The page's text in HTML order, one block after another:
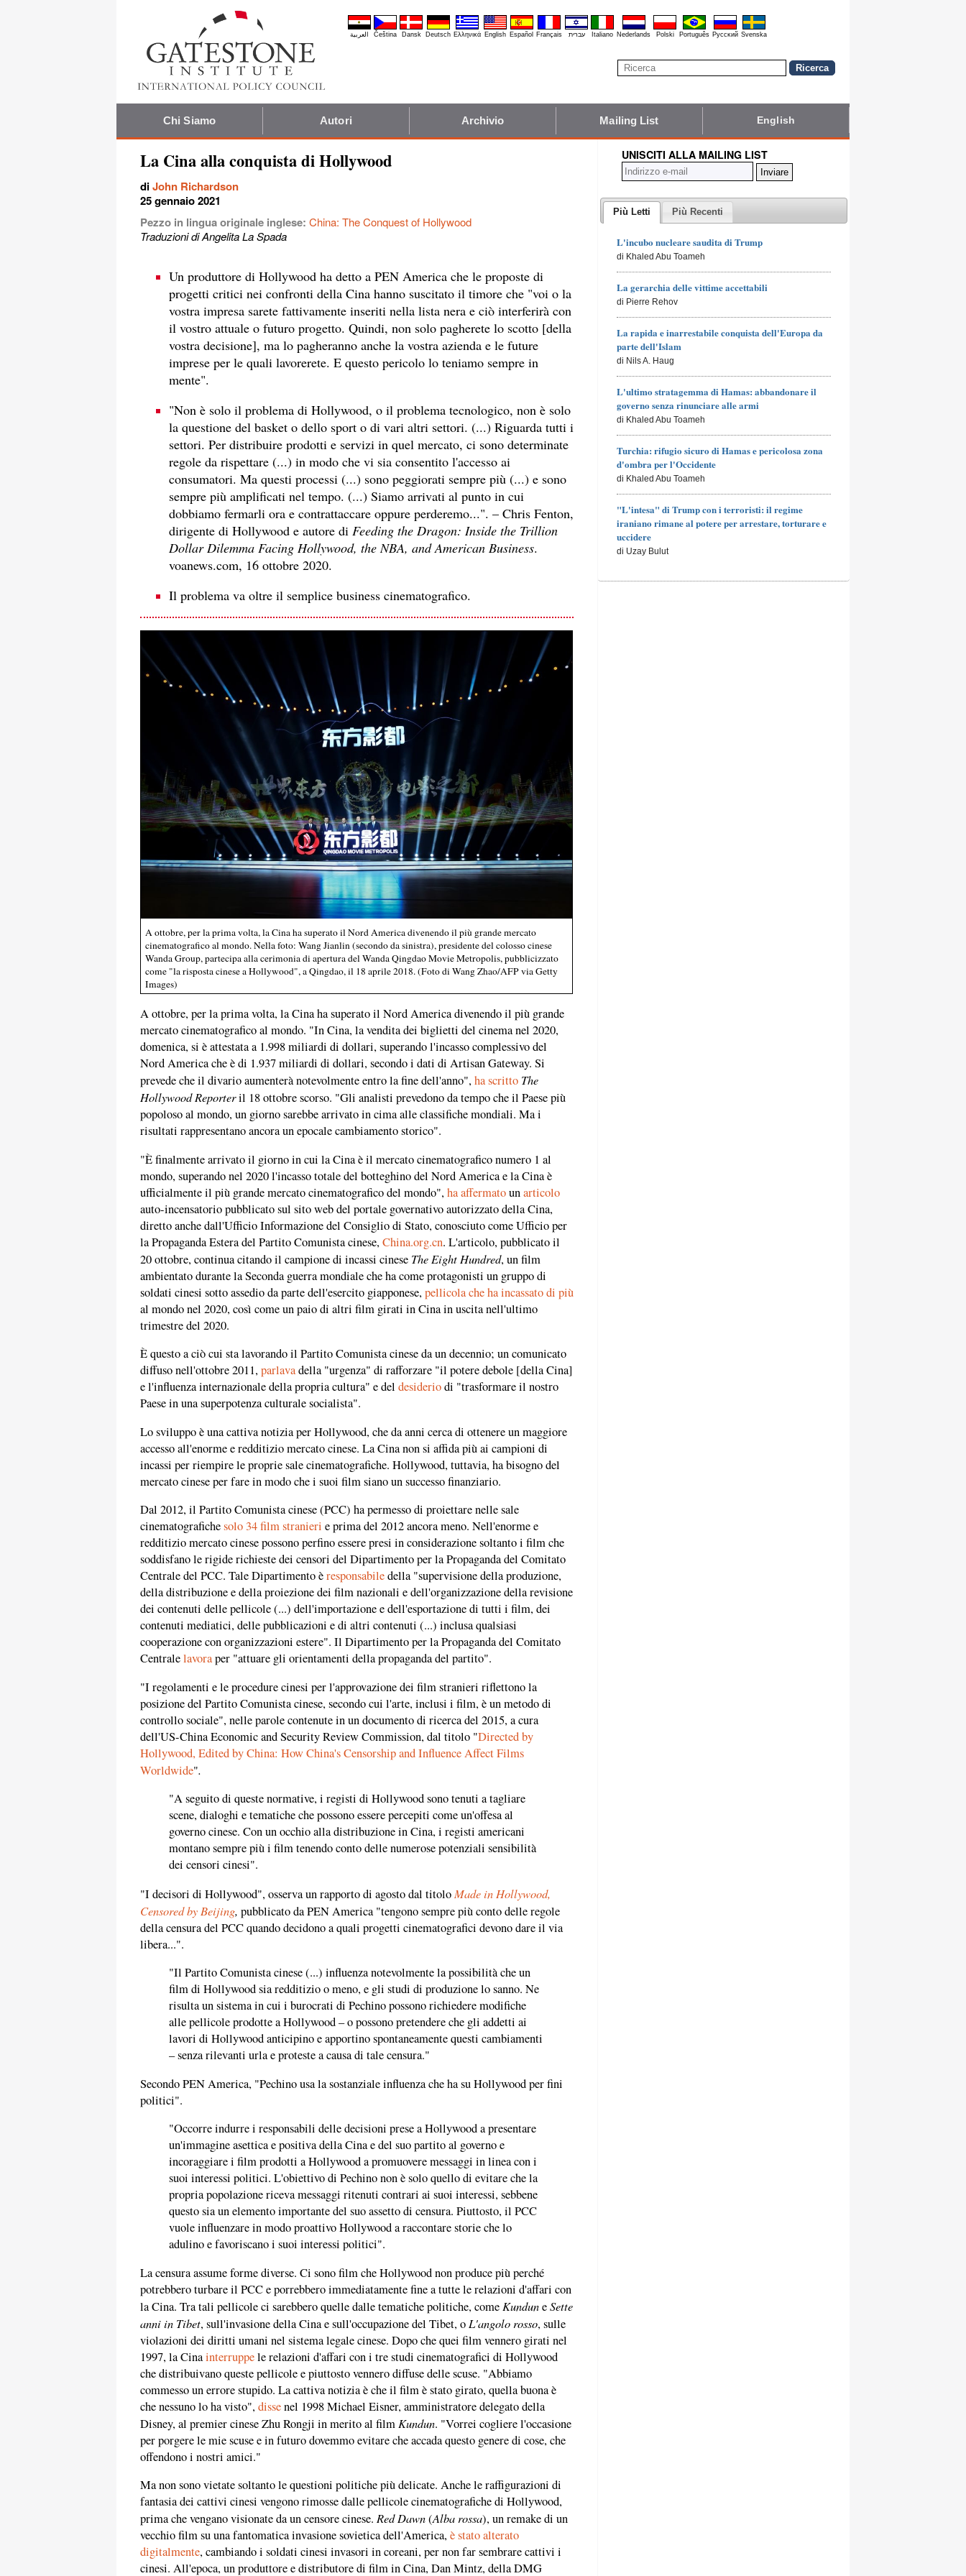
العربية Čeština Dansk Deutsch Ελληνικά English Español Français עברית Italiano Nederlands Polski Português Pyccĸий Svenska
Chi Siamo Autori Archivio Mailing List English
La Cina alla conquista di Hollywood
diJohn Richardson
25 gennaio 2021
Pezzo in lingua originale inglese: China: The Conquest of Hollywood
Traduzioni di Angelita La Spada
Un produttore di Hollywood ha detto a PEN America che le proposte di
progetti critici nei confronti della Cina hanno suscitato il timore che "voi o la
vostra impresa sarete fattivamente inseriti nella lista nera e ciò interferirà con
il vostro attuale o futuro progetto. Quindi, non solo pagherete lo scotto [della
vostra decisione], ma lo pagheranno anche la vostra azienda e le future
imprese per le quali lavorerete. E questo pericolo lo teniamo sempre in
mente".
"Non è solo il problema di Hollywood, o il problema tecnologico, non è solo
la questione del basket o dello sport o di vari altri settori. (...) Riguarda tutti i
settori. Per distribuire prodotti e servizi in quel mercato, ci sono determinate
regole da rispettare (...) in modo che vi sia consentito l'accesso ai
consumatori. Ma questi processi (...) sono peggiorati sempre più (...) e sono
sempre più amplificati nel tempo. (...) Siamo arrivati al punto in cui
dobbiamo fermarli ora e contrattaccare oppure perderemo...". – Chris Fenton,
dirigente di Hollywood e autore di Feeding the Dragon: Inside the Trillion
Dollar Dilemma Facing Hollywood, the NBA, and American Business.
voanews.com, 16 ottobre 2020.
Il problema va oltre il semplice business cinematografico.
A ottobre, per la prima volta, la Cina ha superato il Nord America divenendo il più grande mercato
cinematografico al mondo. Nella foto: Wang Jianlin (secondo da sinistra), presidente del colosso cinese
Wanda Group, partecipa alla cerimonia di apertura del Wanda Qingdao Movie Metropolis, pubblicizzato
come "la risposta cinese a Hollywood", a Qingdao, il 18 aprile 2018. (Foto di Wang Zhao/AFP via Getty
Images)
A ottobre, per la prima volta, la Cina ha superato il Nord America divenendo il più grande
mercato cinematografico al mondo. "In Cina, la vendita dei biglietti del cinema nel 2020,
domenica, si è attestata a 1.998 miliardi di dollari, superando l'incasso complessivo del
Nord America che è di 1.937 miliardi di dollari, secondo i dati di Artisan Gateway. Si
prevede che il divario aumenterà notevolmente entro la fine dell'anno",ha scritto The
Hollywood Reporteril 18 ottobre scorso. "Gli analisti prevedono da tempo che il Paese più
popoloso al mondo, un giorno sarebbe arrivato in cima alle classifiche mondiali. Ma i
risultati rappresentano ancora un epocale cambiamento storico".
"È finalmente arrivato il giorno in cui la Cina è il mercato cinematografico numero 1 al
mondo, superando nel 2020 l'incasso totale del botteghino del Nord America e la Cina è
ufficialmente il più grande mercato cinematografico del mondo",ha affermatounarticolo
auto-incensatorio pubblicato sul sito web del portale governativo autorizzato della Cina,
diretto anche dall'Ufficio Informazione del Consiglio di Stato, conosciuto come Ufficio per
la Propaganda Estera del Partito Comunista cinese,China.org.cn. L'articolo, pubblicato il
20 ottobre, continua citando il campione di incassi cinese The Eight Hundred, un film
ambientato durante la Seconda guerra mondiale che ha come protagonisti un gruppo di
soldati cinesi sotto assedio da parte dell'esercito giapponese,pellicola che ha incassato di più
al mondo nel 2020, così come un paio di altri film girati in Cina in uscita nell'ultimo
trimestre del 2020.
È questo a ciò cui sta lavorando il Partito Comunista cinese da un decennio; un comunicato
diffuso nell'ottobre 2011,parlavadella "urgenza" di rafforzare "il potere debole [della Cina]
e l'influenza internazionale della propria cultura" e del desideriodi "trasformare il nostro
Paese in una superpotenza culturale socialista".
Lo sviluppo è una cattiva notizia per Hollywood, che da anni cerca di ottenere un maggiore
accesso all'enorme e redditizio mercato cinese. La Cina non si affida più ai campioni di
incassi per riempire le proprie sale cinematografiche. Hollywood, tuttavia, ha bisogno del
mercato cinese per fare in modo che i suoi film siano un successo finanziario.
Dal 2012, il Partito Comunista cinese (PCC) ha permesso di proiettare nelle sale
cinematografichesolo 34 film stranieri e prima del 2012 ancora meno. Nell'enorme e
redditizio mercato cinese possono perfino essere presi in considerazione soltanto i film che
soddisfano le rigide richieste dei censori del Dipartimento per la Propaganda del Comitato
Centrale del PCC. Tale Dipartimento èresponsabiledella "supervisione della produzione,
della distribuzione e della proiezione dei film nazionali e dell'organizzazione della revisione
dei contenuti delle pellicole (...) dell'importazione e dell'esportazione di tutti i film, dei
contenuti mediatici, delle pubblicazioni e di altri contenuti (...) inclusa qualsiasi
cooperazione con organizzazioni estere". Il Dipartimento per la Propaganda del Comitato
Centralelavoraper "attuare gli orientamenti della propaganda del partito".
"I regolamenti e le procedure cinesi per l'approvazione dei film stranieri riflettono la
posizione del Partito Comunista cinese, secondo cui l'arte, inclusi i film, è un metodo di
controllo sociale", nelle parole contenute in un documento di ricerca del 2015, a cura
dell'US-China Economic and Security Review Commission, dal titolo "Directed by
Hollywood, Edited by China: How China's Censorship and Influence Affect Films
Worldwide".
"A seguito di queste normative, i registi di Hollywood sono tenuti a tagliare
scene, dialoghi e tematiche che possono essere percepiti come un'offesa al
governo cinese. Con un occhio alla distribuzione in Cina, i registi americani
montano sempre più i film tenendo conto delle numerose potenziali sensibilità
dei censori cinesi".
"I decisori di Hollywood", osserva un rapporto di agosto dal titolo Made in Hollywood,
Censored by Beijing, pubblicato da PEN America "tengono sempre più conto delle regole
della censura del PCC quando decidono a quali progetti cinematografici devono dare il via
libera...".
"Il Partito Comunista cinese (...) influenza notevolmente la possibilità che un
film di Hollywood sia redditizio o meno, e gli studi di produzione lo sanno. Ne
risulta un sistema in cui i burocrati di Pechino possono richiedere modifiche
alle pellicole prodotte a Hollywood – o possono pretendere che gli addetti ai
lavori di Hollywood anticipino e apportino spontaneamente questi cambiamenti
– senza rilevanti urla e proteste a causa di tale censura."
Secondo PEN America, "Pechino usa la sostanziale influenza che ha su Hollywood per fini
politici".
"Occorre indurre i responsabili delle decisioni prese a Hollywood a presentare
un'immagine asettica e positiva della Cina e del suo partito al governo e
incoraggiare i film prodotti a Hollywood a promuovere messaggi in linea con i
suoi interessi politici. L'obiettivo di Pechino non è solo quello di evitare che la
propria popolazione riceva messaggi ritenuti contrari ai suoi interessi, sebbene
questo sia un elemento importante del suo assetto di censura. Piuttosto, il PCC
vuole influenzare in modo proattivo Hollywood a raccontare storie che lo
adulino e favoriscano i suoi interessi politici".
La censura assume forme diverse. Ci sono film che Hollywood non produce più perché
potrebbero turbare il PCC e porrebbero immediatamente fine a tutte le relazioni d'affari con
la Cina. Tra tali pellicole ci sarebbero quelle dalle tematiche politiche, come KunduneSette
anni in Tibet, sull'invasione della Cina e sull'occupazione del Tibet, o L'angolo rosso, sulle
violazioni dei diritti umani nel sistema legale cinese. Dopo che quei film vennero girati nel
1997, la Cinainterruppele relazioni d'affari con i tre studi cinematografici di Hollywood
che distribuivano queste pellicole e piuttosto vennero diffuse delle scuse. "Abbiamo
commesso un errore stupido. La cattiva notizia è che il film è stato girato, quella buona è
che nessuno lo ha visto",dissenel 1998 Michael Eisner, amministratore delegato della
Disney, al premier cinese Zhu Rongji in merito al film Kundun. "Vorrei cogliere l'occasione
per porgere le mie scuse e in futuro dovemmo evitare che accada questo genere di cose, che
offendono i nostri amici."
Ma non sono vietate soltanto le questioni politiche più delicate. Anche le raffigurazioni di
fantasia dei cattivi cinesi vengono rimosse dalle pellicole cinematografiche di Hollywood,
prima che vengano visionate da un censore cinese. Red Dawn(Alba rossa), un remake di un
vecchio film su una fantomatica invasione sovietica dell'America,è stato alterato
digitalmente, cambiando i soldati cinesi invasori in coreani, per non far sembrare cattivi i
cinesi. All'epoca, un produttore e distributore di film in Cina, Dan Mintz, della DMG
UNISCITI ALLA MAILING LIST
Più Letti Più Recenti
L'incubo nucleare saudita di Trump
di Khaled Abu Toameh
La gerarchia delle vittime accettabili
di Pierre Rehov
La rapida e inarrestabile conquista dell'Europa da
parte dell'Islam
di Nils A. Haug
L'ultimo stratagemma di Hamas: abbandonare il
governo senza rinunciare alle armi
di Khaled Abu Toameh
Turchia: rifugio sicuro di Hamas e pericolosa zona
d'ombra per l'Occidente
di Khaled Abu Toameh
"L'intesa" di Trump con i terroristi: il regime
iraniano rimane al potere per arrestare, torturare e
uccidere
di Uzay Bulut